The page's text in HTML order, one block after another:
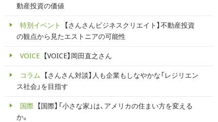
動産投資の価値
特別イベント
【さんさんビジネスクリエイト】不動産投資
の観点から見たエストニアの可能性
VOICE 【VOICE】岡田直之さん
コラム
【さんさん対談】人も企業もしなやかな「レジリエン
ス社会」を目指す
国際
【国際】「小さな家」は、アメリカの住まい方を変える
か。